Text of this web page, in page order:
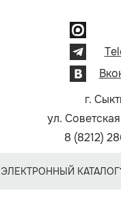
г.
ул.
8 (8212)
ЭЛЕКТРОННЫЙ КАТАЛОГ